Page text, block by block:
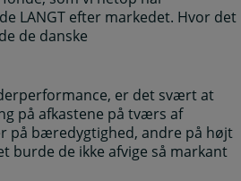
LANGT efter markedet. Hvor det
de danske
er det svært at
på afkastene på tværs af
på bæredygtighed, andre på højt
burde de ikke afvige så markant